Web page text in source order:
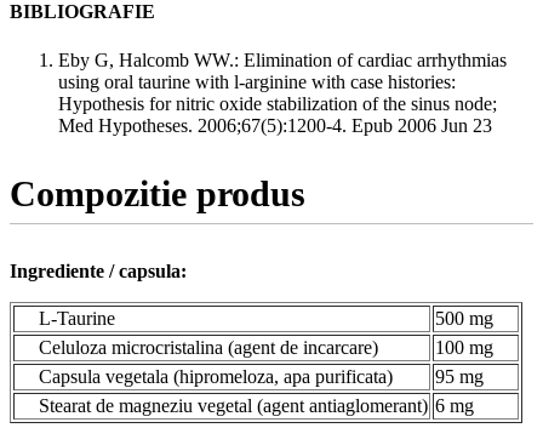
BIBLIOGRAFIE
Eby G, Halcomb WW.: Elimination of cardiac arrhythmias
using oral taurine with l-arginine with case histories:
Hypothesis for nitric oxide stabilization of the sinus node;
Med Hypotheses. 2006;67(5):1200-4. Epub 2006 Jun 23
Compozitie produs
Ingrediente / capsula:
L-Taurine
500 mg
Celuloza microcristalina (agent de incarcare)
100 mg
Capsula vegetala (hipromeloza, apa purificata)
95 mg
Stearat de magneziu vegetal (agent antiaglomerant) 6 mg